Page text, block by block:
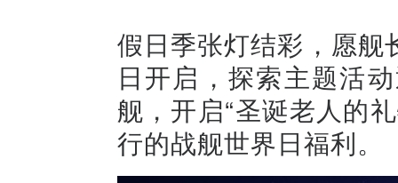
假日季张灯结彩，愿
日开启，探索主题活
舰，开启“圣诞老人的
行的战舰世界日福利。